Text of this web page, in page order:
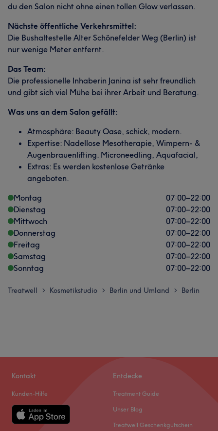
du den Salon nicht ohne einen tollen Glow verlassen.
Nächste öffentliche Verkehrsmittel:
Die Bushaltestelle Alter Schönefelder Weg (Berlin) ist
nur wenige Meter entfernt.
Das Team:
Die professionelle Inhaberin Janina ist sehr freundlich
und gibt sich viel Mühe bei ihrer Arbeit und Beratung.
Was uns an dem Salon gefällt:
Atmosphäre: Beauty Oase, schick, modern.
Expertise: Nadellose Mesotherapie, Wimpern- &
Augenbrauenlifting. Microneedling, Aquafacial,
Extras: Es werden kostenlose Getränke
angeboten.
Montag
07:00–22:00
Dienstag
07:00–22:00
Mittwoch
07:00–22:00
Donnerstag
07:00–22:00
Freitag
07:00–22:00
Samstag
07:00–22:00
Sonntag
07:00–22:00
Treatwell > Kosmetikstudio > Berlin und Umland > Berlin
Kontakt
Kunden-Hilfe
Entdecke
Treatment Guide
Unser Blog
Treatwell Geschenkgutschein